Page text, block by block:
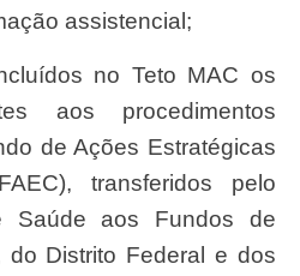
assistencial;
aos procedimentos
de Ações Estratégicas
transferidos pelo
Saúde aos Fundos de
do Distrito Federal e dos